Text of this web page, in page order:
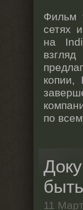
Фильм
сетях
на
копии,
по
быть
11